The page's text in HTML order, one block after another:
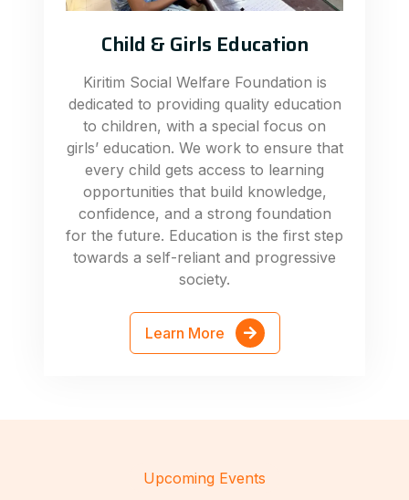
Child & Girls Education
Kiritim Social Welfare Foundation is
dedicated to providing quality education
to children, with a special focus on
girls’ education. We work to ensure that
every child gets access to learning
opportunities that build knowledge,
confidence, and a strong foundation
for the future. Education is the first step
towards a self-reliant and progressive
society.
Learn More
Upcoming Events